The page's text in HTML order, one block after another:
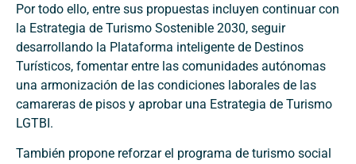
Por todo ello, entre sus propuestas incluyen continuar con
la Estrategia de Turismo Sostenible 2030, seguir
desarrollando la Plataforma inteligente de Destinos
Turísticos, fomentar entre las comunidades autónomas
una armonización de las condiciones laborales de las
camareras de pisos y aprobar una Estrategia de Turismo
LGTBI.
También propone reforzar el programa de turismo social